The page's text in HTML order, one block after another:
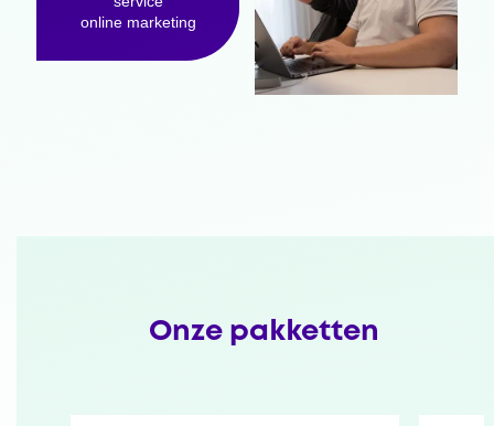
online marketing
Onze pakketten